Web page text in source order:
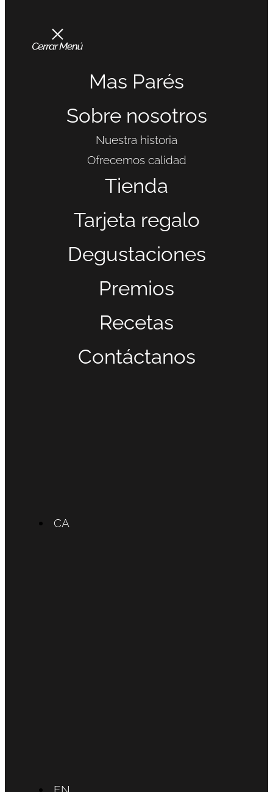
Mas Parés
Sobre nosotros
Nuestra historia
Ofrecemos calidad
Tienda
Tarjeta regalo
Degustaciones
Premios
Recetas
Contáctanos
CA